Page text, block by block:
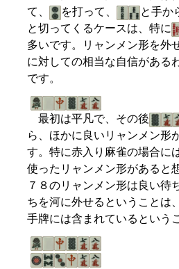
て、
を打って、
と手か
と切ってくるケースは、特に
多いです。リャンメン形を外
に対しての相当な自信がある
です。
最初は平凡で、その後
ら、ほかに良いリャンメン形
す。特に赤入り麻雀の場合に
使ったリャンメン形があると
７８のリャンメン形は良い待
ちを河に外せるということは
手牌には含まれているという